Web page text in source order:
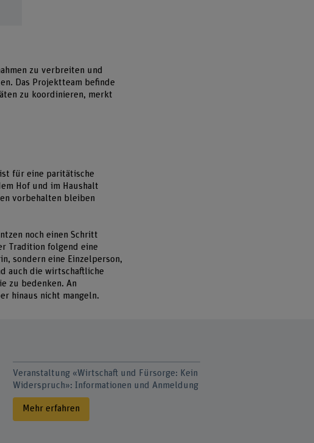
zu verbreiten und
Das Projektteam befinde
zu koordinieren, merkt
für eine paritätische
Hof und im Haushalt
vorbehalten bleiben
noch einen Schritt
Tradition folgend eine
sondern eine Einzelperson,
auch die wirtschaftliche
zu bedenken. An
hinaus nicht mangeln.
Veranstaltung «Wirtschaft und Fürsorge: Kein
Widerspruch»: Informationen und Anmeldung
Mehr erfahren